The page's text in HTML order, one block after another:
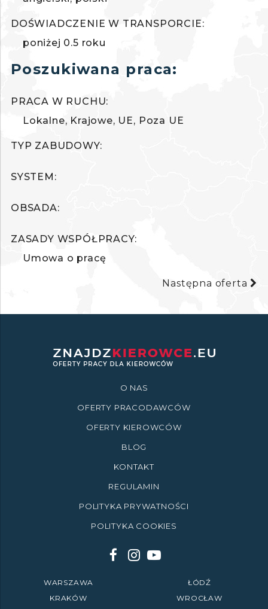
DOŚWIADCZENIE W TRANSPORCIE:
poniżej 0.5 roku
Poszukiwana praca:
PRACA W RUCHU:
Lokalne Krajowe UE Poza UE
TYP ZABUDOWY:
SYSTEM:
OBSADA:
ZASADY WSPÓŁPRACY:
Umowa o pracę
Następna oferta
O NAS
OFERTY PRACODAWCÓW
OFERTY KIEROWCÓW
BLOG
KONTAKT
REGULAMIN
POLITYKA PRYWATNOŚCI
POLITYKA COOKIES
WARSZAWA
ŁÓDŹ
KRAKÓW
WROCŁAW